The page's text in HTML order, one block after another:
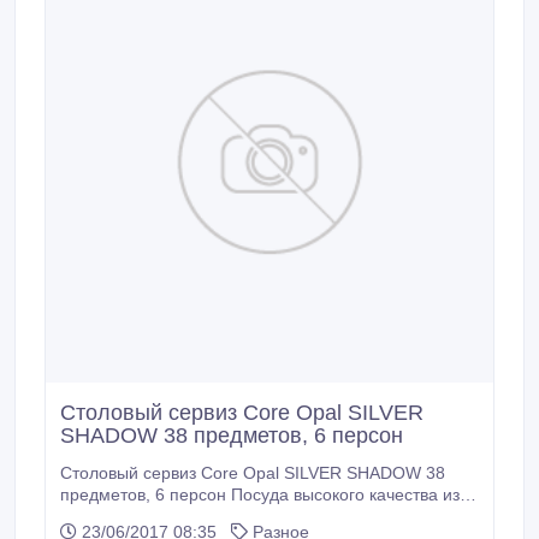
Столовый сервиз Core Opal SILVER
SHADOW 38 предметов, 6 персон
Столовый сервиз Core Opal SILVER SHADOW 38
предметов, 6 персон Посуда высокого качества из
23/06/2017 08:35
Разное